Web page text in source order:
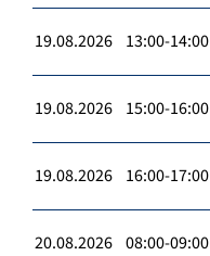
19.08.2026 13:00-14:00
19.08.2026 15:00-16:00
19.08.2026 16:00-17:00
20.08.2026 08:00-09:00